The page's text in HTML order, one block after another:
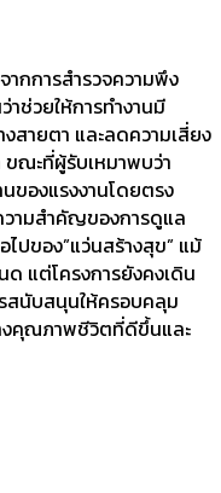
กการสำรวจความพึง
ช่วยให้การทำงานมี
สายตา และลดความเสี่ยง
ณะที่ผู้รับเหมาพบว่า
ของแรงงานโดยตรง
วามสำคัญของการดูแล
ปของ”แว่นสร้างสุข” แม้
ด แต่โครงการยังคงเดิน
สนับสนุนให้ครอบคลุม
งคุณภาพชีวิตที่ดีขึ้นและ